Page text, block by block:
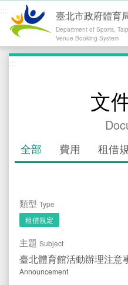
::: 臺北市政府體育
Department of Sports,
Venue Booking System
跳到主要內容
Log in /
零租場地 Rental
精彩賽事
退費通報
修繕通報
文件專區 Documents
:::
文
全部 費用 租借
類型 Type
租借規定
主題 Subject
臺北體育館活動辦理注意
Announcement